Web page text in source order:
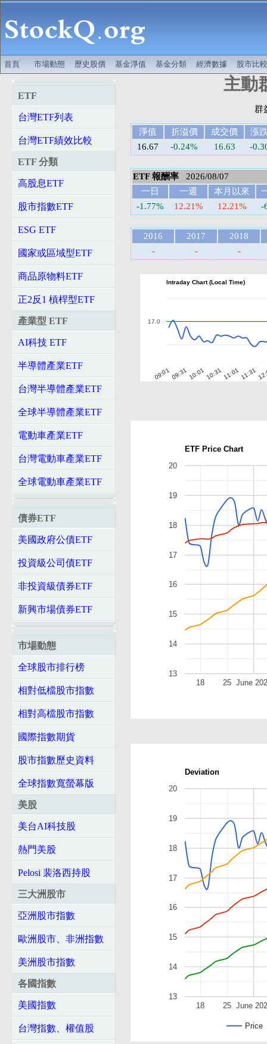
首頁 市場動態 歷史股價 基金淨值 基金分類 經濟數據 股市比較
ETF
台灣ETF列表
台灣ETF績效比較
ETF 分類
高股息ETF
股市指數ETF
ESG ETF
國家或區域型ETF
商品原物料ETF
正2反1 槓桿型ETF
產業型 ETF
AI科技 ETF
半導體產業ETF
台灣半導體產業ETF
全球半導體產業ETF
電動車產業ETF
台灣電動車產業ETF
全球電動車產業ETF
債券ETF
美國政府公債ETF
投資級公司債ETF
非投資級債券ETF
新興市場債券ETF
市場動態
全球股市排行榜
相對低檔股市指數
相對高檔股市指數
國際指數期貨
股市指數歷史資料
全球指數寬螢幕版
美股
美台AI科技股
熱門美股
Pelosi 裴洛西持股
三大洲股市
亞洲股市指數
歐洲股市、非洲指數
美洲股市指數
各國指數
美國指數
台灣指數、權值股
主動
淨值 折溢價 成交價
漲
16.67
-0.24% 16.63 -
ETF 報酬率 2026/08/07
一日
一週 本月以來
-1.77%
12.21% 12.21% -
2016 2017
2018
-
- -
Intraday Chart (Local Time)
09:0109:3110:0110:3111:0111:31
17.0
ETF Price Chart
June
18 25
13
14
15
16
17
18
19
20
Deviation
Price
June
18 25
13
14
15
16
17
18
19
20